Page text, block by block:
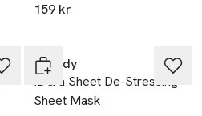
159 kr
Scandy
IDG a Sheet De-Stressing
Sheet Mask